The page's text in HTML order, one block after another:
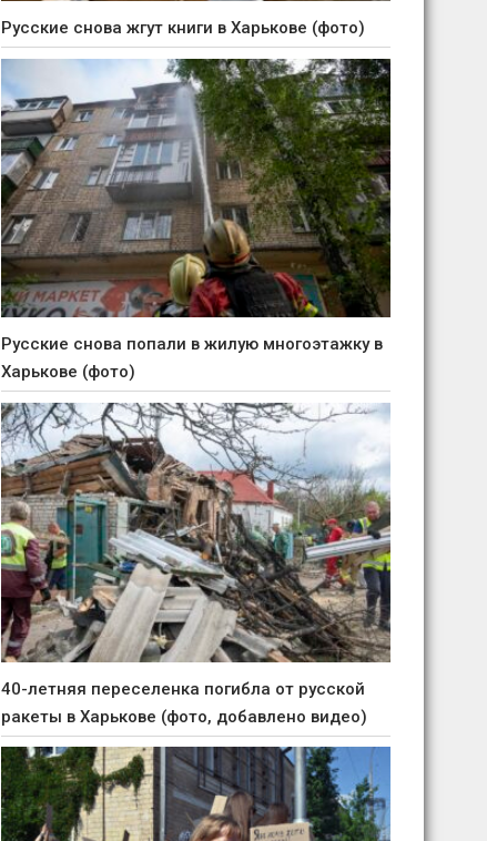
Русские снова жгут книги в Харькове (фото)
Русские снова попали в жилую многоэтажку в
Харькове (фото)
40-летняя переселенка погибла от русской
ракеты в Харькове (фото, добавлено видео)